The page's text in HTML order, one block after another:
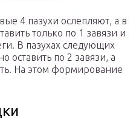
4 пазухи ослепляют, а в
только по 1 завязи и
В пазухах следующих
оставить по 2 завязи, а
На этом формирование